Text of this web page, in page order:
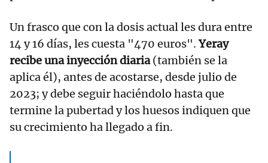
Un frasco que con la dosis actual les dura entre
14 y 16 días, les cuesta "470 euros".Yeray
recibe una inyección diaria(también se la
aplica él), antes de acostarse, desde julio de
2023; y debe seguir haciéndolo hasta que
termine la pubertad y los huesos indiquen que
su crecimiento ha llegado a fin.